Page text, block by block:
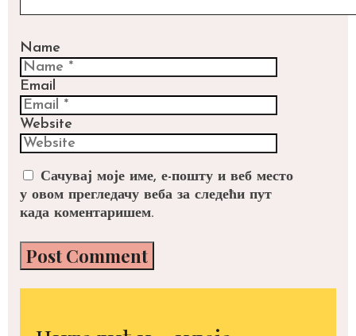
Name
Email
Website
Сачувај моје име, е-пошту и веб место
у овом прегледачу веба за следећи пут
када коментаришем.